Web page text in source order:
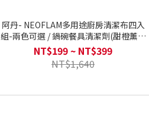
阿丹- NEOFLAM多用途廚房清潔布四入
組-兩色可選 / 鍋碗餐具清潔劑(甜橙薰衣
草)500ML
NT$199 ~ NT$399
NT$1,640